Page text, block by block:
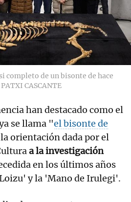
completo de un bisonte de hace
PATXI CASCANTE
han destacado como el
se llama "el bisonte de
orientación dada por el
a la investigación
en los últimos años
y la 'Mano de Irulegi'.